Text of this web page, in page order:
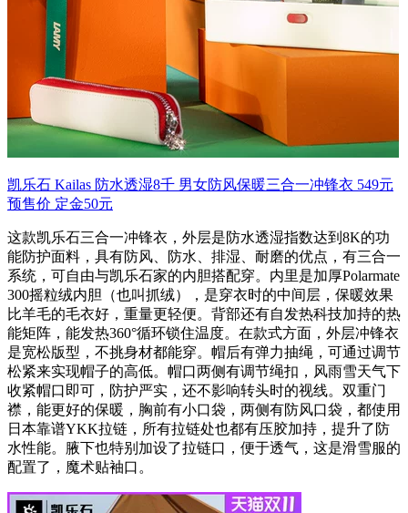
凯乐石 Kailas 防水透湿8千 男女防风保暖三合一冲锋衣 549元
预售价 定金50元
这款凯乐石三合一冲锋衣，外层是防水透湿指数达到8K的功
能防护面料，具有防风、防水、排湿、耐磨的优点，有三合一
系统，可自由与凯乐石家的内胆搭配穿。内里是加厚Polarmate
300摇粒绒内胆（也叫抓绒），是穿衣时的中间层，保暖效果
比羊毛的毛衣好，重量更轻便。背部还有自发热科技加持的热
能矩阵，能发热360°循环锁住温度。在款式方面，外层冲锋衣
是宽松版型，不挑身材都能穿。帽后有弹力抽绳，可通过调节
松紧来实现帽子的高低。帽口两侧有调节绳扣，风雨雪天气下
收紧帽口即可，防护严实，还不影响转头时的视线。双重门
襟，能更好的保暖，胸前有小口袋，两侧有防风口袋，都使用
日本靠谱YKK拉链，所有拉链处也都有压胶加持，提升了防
水性能。腋下也特别加设了拉链口，便于透气，这是滑雪服的
配置了，魔术贴袖口。